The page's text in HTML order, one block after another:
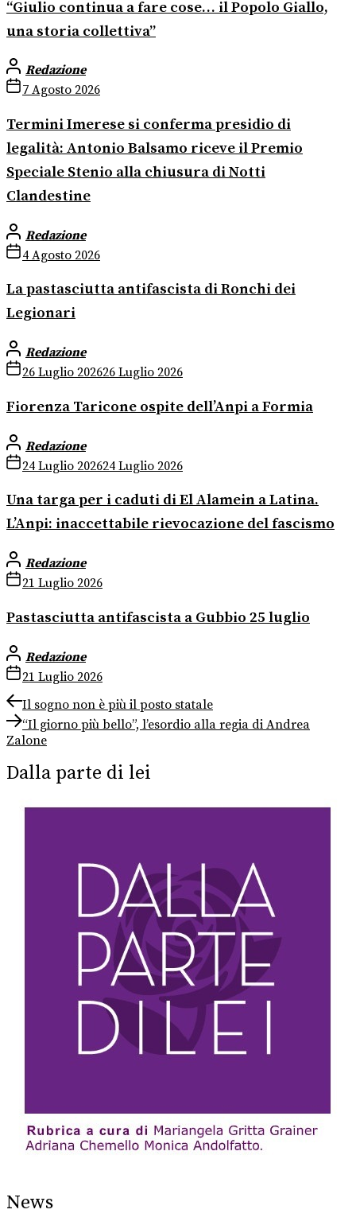
“Giulio continua a fare cose… il Popolo Giallo,
una storia collettiva”
Redazione
7 Agosto 2026
Termini Imerese si conferma presidio di
legalità: Antonio Balsamo riceve il Premio
Speciale Stenio alla chiusura di Notti
Clandestine
Redazione
4 Agosto 2026
La pastasciutta antifascista di Ronchi dei
Legionari
Redazione
26 Luglio 202626 Luglio 2026
Fiorenza Taricone ospite dell’Anpi a Formia
Redazione
24 Luglio 202624 Luglio 2026
Una targa per i caduti di El Alamein a Latina.
L’Anpi: inaccettabile rievocazione del fascismo
Redazione
21 Luglio 2026
Pastasciutta antifascista a Gubbio 25 luglio
Redazione
21 Luglio 2026
Navigazione
articoli
Previous
post:
Il sogno non è più il posto statale
Next
post:
“Il giorno più bello”, l’esordio alla regia di Andrea
Zalone
Dalla parte di lei
News